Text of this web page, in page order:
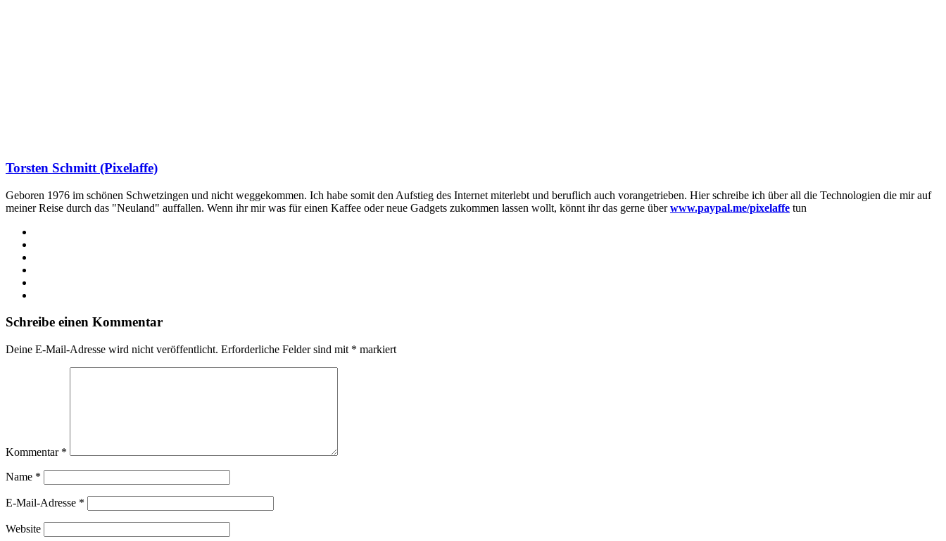
Torsten Schmitt (Pixelaffe)
Geboren 1976 im schönen Schwetzingen und nicht weggekommen. Ich habe somit den Aufstieg des Internet miterlebt und beruflich auch vorangetrieben. Hier schreibe ich über all die Technologien die mir auf
meiner Reise durch das "Neuland" auffallen. Wenn ihr mir was für einen Kaffee oder neue Gadgets zukommen lassen wollt, könnt ihr das gerne überwww.paypal.me/pixelaffe tun
Schreibe einen Kommentar
Deine E-Mail-Adresse wird nicht veröffentlicht. Erforderliche Felder sind mit * markiert
Kommentar *
Name *
E-Mail-Adresse *
Website